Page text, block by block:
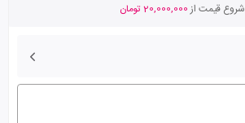
شروع قیمت از20,000,000 تومان